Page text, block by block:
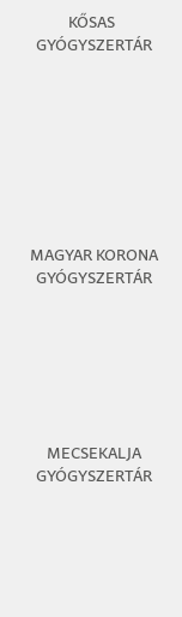
KŐSAS
GYÓGYSZERTÁR
MAGYAR KORONA
GYÓGYSZERTÁR
MECSEKALJA
GYÓGYSZERTÁR